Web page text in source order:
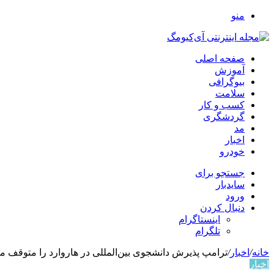
منو
صفحه اصلی
آموزش
بیوگرافی
سلامت
کسب و کار
گردشگری
مد
اخبار
خودرو
جستجو برای
سایدبار
ورود
دنبال کردن
اینستاگرام
تلگرام
خانه/ اخبار/ترامپ پذیرش دانشجوی بین‌المللی در هاروارد را متوقف
اخبار